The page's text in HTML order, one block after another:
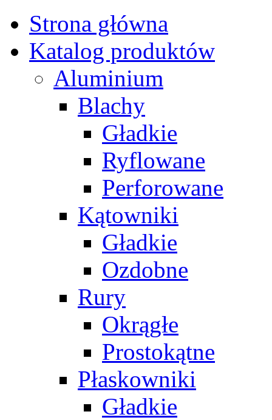
Strona główna
Katalog produktów
Aluminium
Blachy
Gładkie
Ryflowane
Perforowane
Kątowniki
Gładkie
Ozdobne
Rury
Okrągłe
Prostokątne
Płaskowniki
Gładkie